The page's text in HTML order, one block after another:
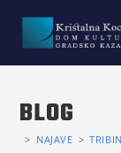
BLOG
> NAJAVE >